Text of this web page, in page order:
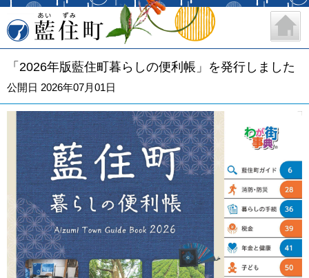
藍住町
「2026年版藍住町暮らしの便利帳」を発行しました
公開日 2026年07月01日